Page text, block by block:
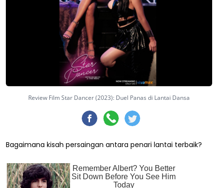
Review Film Star Dancer (2023): Duel Panas di Lantai Dansa
Bagaimana kisah persaingan antara penari lantai terbaik?